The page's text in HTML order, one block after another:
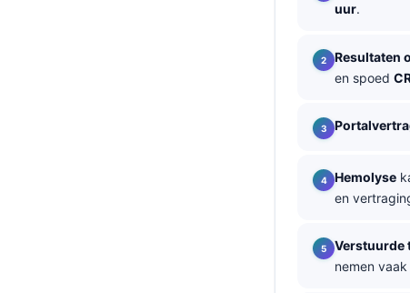
uur.
Resultaten
en spoed
Hemolyse
en
Verstuurde
nemen vaak